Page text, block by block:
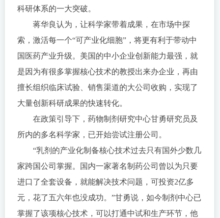
科研体系的一大突破。
蒋华良认为，让科学家带着成果，在市场中探
索，激活每一个“可产业化细胞”，将更有利于带动中
国医药产业升级。美国的中小企业创新能力最强，就
是因为有很多掌握核心技术的教授出来办企业，再由
擅长组织临床试验、销售渠道的大公司收购，实现了
大量创新科研成果的快速转化。
在政策引导下，药物制剂研究中心甘勇研究员及
所内的多名科学家，已开始尝试注册公司。
“乳剂的产业化制备核心技术过去只有国外少数几
家跨国公司掌握。国内一家著名制药公司曾以为只要
进口了全套设备，就能解决技术问题，可投资2亿多
元，花了五六年也没成功。”甘勇说，如今制剂中心已
掌握了该项核心技术，可以打通中试和生产环节，他